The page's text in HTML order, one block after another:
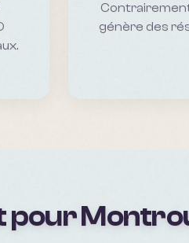
Contrairement
génère des
pour